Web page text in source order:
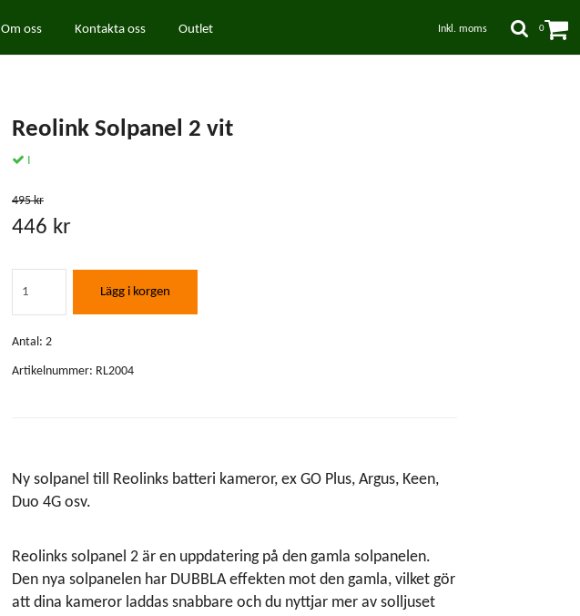
Reolink Solpanel 2 vit
I
495 kr
446 kr
Lägg i korgen
Antal: 2
Artikelnummer: RL2004
Ny solpanel till Reolinks batteri kameror, ex GO Plus, Argus, Keen,
Duo 4G osv.
Reolinks solpanel 2 är en uppdatering på den gamla solpanelen.
Den nya solpanelen har DUBBLA effekten mot den gamla, vilket gör
att dina kameror laddas snabbare och du nyttjar mer av solljuset
Om oss Kontakta oss Outlet 0
Inkl. moms